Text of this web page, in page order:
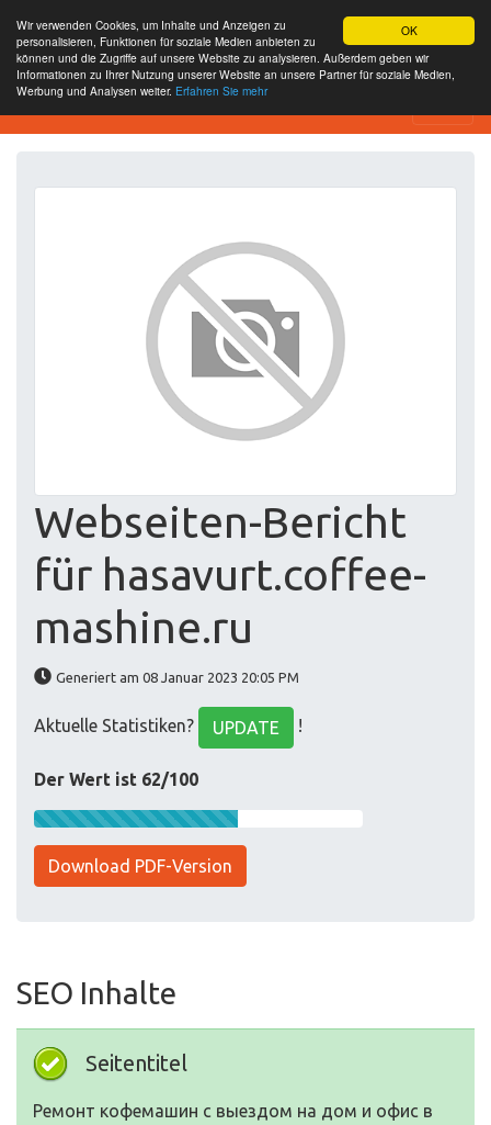
OK
Wir verwenden Cookies, um Inhalte und Anzeigen zu
personalisieren, Funktionen für soziale Medien anbieten zu
können und die Zugriffe auf unsere Website zu analysieren. Außerdem geben wir
Informationen zu Ihrer Nutzung unserer Website an unsere Partner für soziale Medien,
Werbung und Analysen weiter. Erfahren Sie mehr
SEO Analytics
Webseiten-Bericht
für hasavurt.coffee-
mashine.ru
Generiert am 08 Januar 2023 20:05 PM
Aktuelle Statistiken? UPDATE !
Der Wert ist 62/100
Download PDF-Version
SEO Inhalte
Seitentitel
Ремонт кофемашин с выездом на дом и офис в